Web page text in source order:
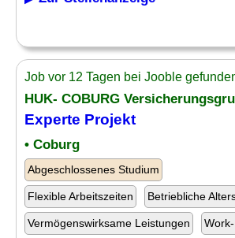
Job vor 12 Tagen bei Jooble
HUK- COBURG
Experte Projekt
• Coburg
Abgeschlossenes Studium
Flexible Arbeitszeiten Betriebliche
Vermögenswirksame Leistungen